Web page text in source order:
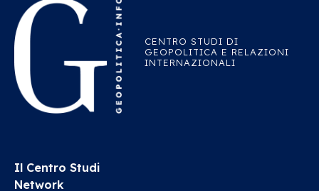
CENTRO STUDI DI
GEOPOLITICA E RELAZIONI
INTERNAZIONALI
Il Centro Studi
Network